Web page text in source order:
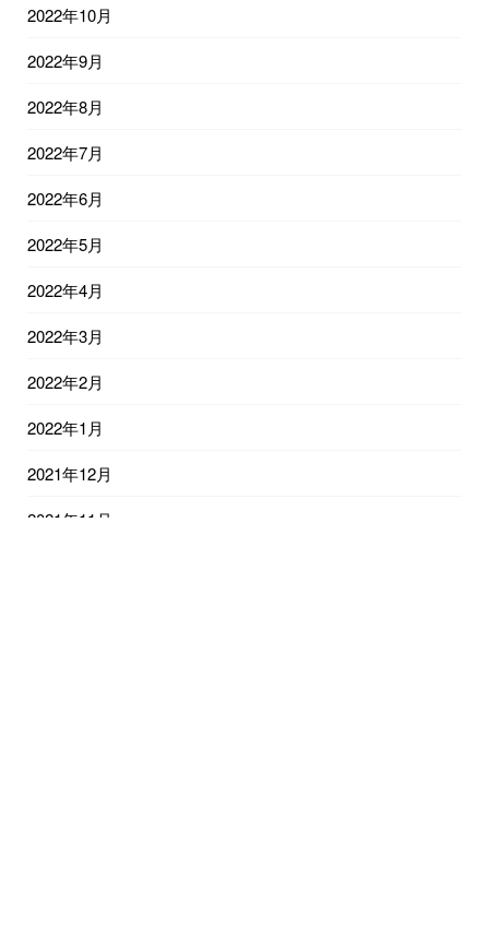
2022年10月
2022年9月
2022年8月
2022年7月
2022年6月
2022年5月
2022年4月
2022年3月
2022年2月
2022年1月
2021年12月
2021年11月